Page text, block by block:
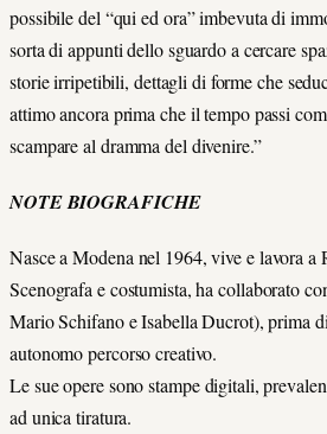
possibile del “qui ed ora” imbevuta di
sorta di appunti dello sguardo a cercare
storie irripetibili, dettagli di forme che
attimo ancora prima che il tempo passi
scampare al dramma del divenire.”
NOTE BIOGRAFICHE
Nasce a Modena nel 1964, vive e lavora a
Scenografa e costumista, ha collaborato
Mario Schifano e Isabella Ducrot), prima
autonomo percorso creativo.
Le sue opere sono stampe digitali,
ad unica tiratura.